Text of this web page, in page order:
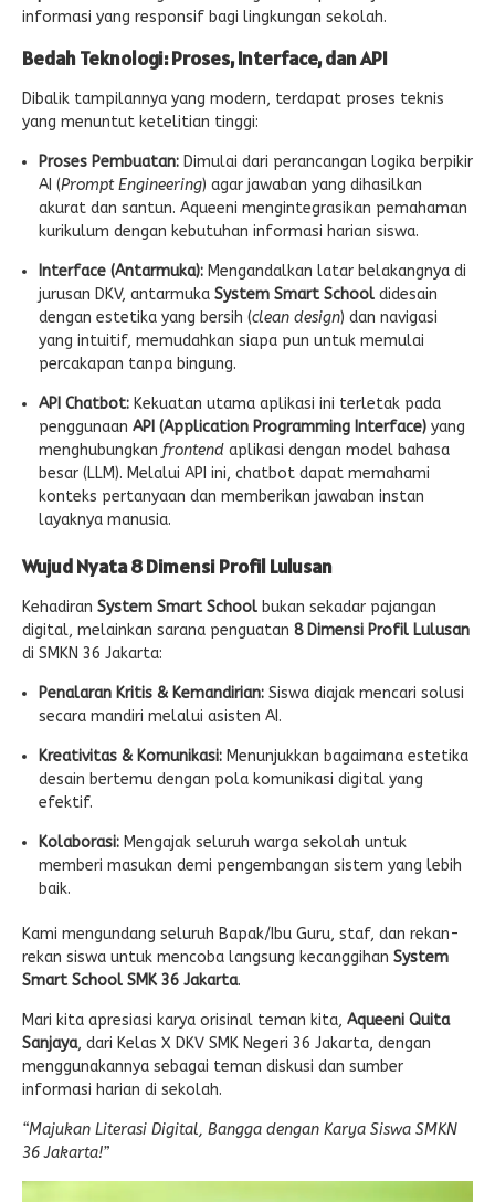
informasi yang responsif bagi lingkungan sekolah.
Bedah Teknologi: Proses, Interface, dan API
Dibalik tampilannya yang modern, terdapat proses teknis
yang menuntut ketelitian tinggi:
Proses Pembuatan: Dimulai dari perancangan logika berpikir
AI (Prompt Engineering) agar jawaban yang dihasilkan
akurat dan santun. Aqueeni mengintegrasikan pemahaman
kurikulum dengan kebutuhan informasi harian siswa.
Interface (Antarmuka): Mengandalkan latar belakangnya di
jurusan DKV, antarmuka System Smart School didesain
dengan estetika yang bersih (clean design) dan navigasi
yang intuitif, memudahkan siapa pun untuk memulai
percakapan tanpa bingung.
API Chatbot: Kekuatan utama aplikasi ini terletak pada
penggunaan API (Application Programming Interface) yang
menghubungkan frontend aplikasi dengan model bahasa
besar (LLM). Melalui API ini, chatbot dapat memahami
konteks pertanyaan dan memberikan jawaban instan
layaknya manusia.
Wujud Nyata 8 Dimensi Profil Lulusan
Kehadiran System Smart School bukan sekadar pajangan
digital, melainkan sarana penguatan 8 Dimensi Profil Lulusan
di SMKN 36 Jakarta:
Penalaran Kritis & Kemandirian: Siswa diajak mencari solusi
secara mandiri melalui asisten AI.
Kreativitas & Komunikasi: Menunjukkan bagaimana estetika
desain bertemu dengan pola komunikasi digital yang
efektif.
Kolaborasi: Mengajak seluruh warga sekolah untuk
memberi masukan demi pengembangan sistem yang lebih
baik.
Kami mengundang seluruh Bapak/Ibu Guru, staf, dan rekan-
rekan siswa untuk mencoba langsung kecanggihan System
Smart School SMK 36 Jakarta.
Mari kita apresiasi karya orisinal teman kita, Aqueeni Quita
Sanjaya, dari Kelas X DKV SMK Negeri 36 Jakarta, dengan
menggunakannya sebagai teman diskusi dan sumber
informasi harian di sekolah.
“Majukan Literasi Digital, Bangga dengan Karya Siswa SMKN
36 Jakarta!”